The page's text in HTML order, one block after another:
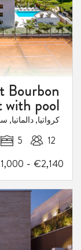
Bourbon
with pool
كرواتيا,
12
5
- €2,140